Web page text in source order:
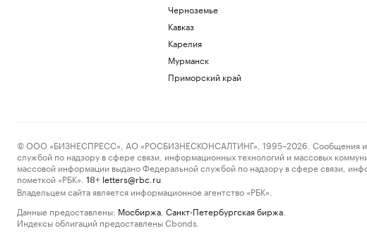
Черноземье
Кавказ
Карелия
Мурманск
Приморский край
© ООО «БИЗНЕСПРЕСС», АО «РОСБИЗНЕСКОНСАЛТИНГ», 1995–2026. Сообщения и
службой по надзору в сфере связи, информационных технологий и массовых
массовой информации выдано Федеральной службой по надзору в сфере связи,
пометкой «РБК».
18+ letters@rbc.ru
Владельцем сайта является информационное агентство «РБК».
Данные предоставлены: Мосбиржа Санкт-Петербургская биржа
Индексы облигаций предоставлены Cbonds.